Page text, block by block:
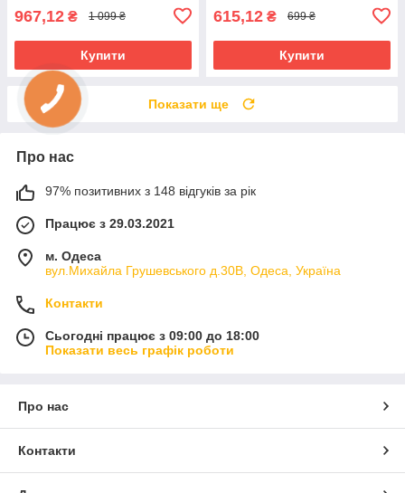
967,12 ₴ 1 099 ₴
Купити
615,12 ₴ 699 ₴
Купити
Показати ще
Про нас
97% позитивних з 148 відгуків за рік
Працює з 29.03.2021
м. Одеса
вул.Михайла Грушевського д.30В, Одеса, Україна
Контакти
Сьогодні працює з 09:00 до 18:00
Показати весь графік роботи
Про нас
Контакти